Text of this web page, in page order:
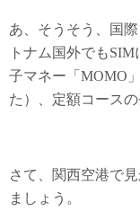
あ、そうそう、国
トナム国外でも
子マネー「MOMO
た）、定額コースの
さて、関西空港で
ましょう。